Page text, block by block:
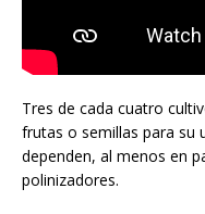
Tres de cada cuatro
frutas o semillas para su
dependen, al menos en
polinizadores.